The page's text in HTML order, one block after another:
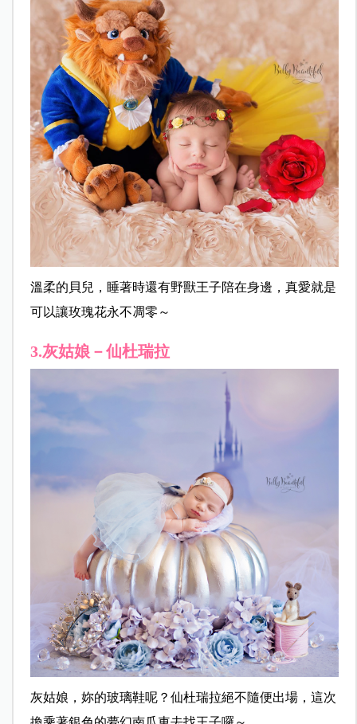
溫柔的貝兒，睡著時還有野獸王子陪在身邊，真愛就是
可以讓玫瑰花永不凋零～
3.灰姑娘－仙杜瑞拉
灰姑娘，妳的玻璃鞋呢？仙杜瑞拉絕不隨便出場，這次